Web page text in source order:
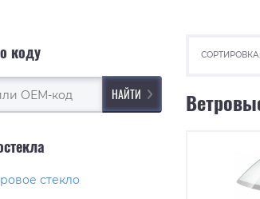
коду
стекло
СОРТИРОВКА: